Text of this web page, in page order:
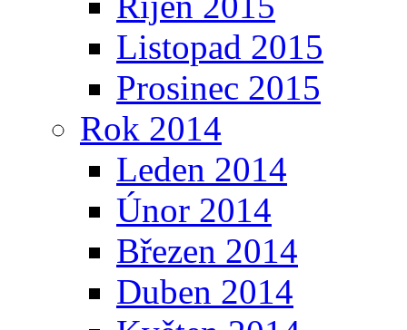
Listopad 2015
Prosinec 2015
Rok 2014
Leden 2014
Únor 2014
Březen 2014
Duben 2014